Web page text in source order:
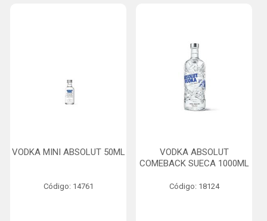
VODKA MINI ABSOLUT 50ML
Código: 14761
VODKA ABSOLUT
COMEBACK SUECA 1000ML
Código: 18124